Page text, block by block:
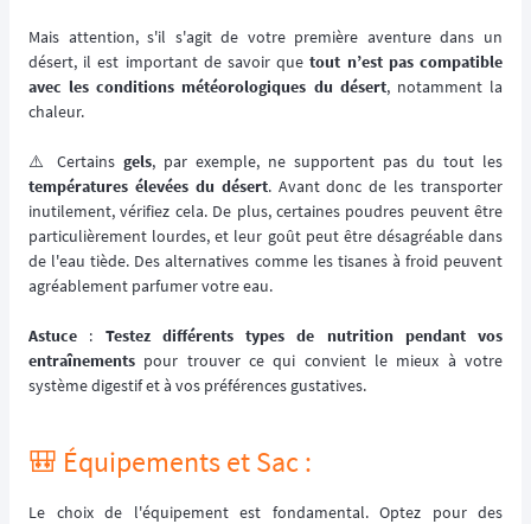
Mais attention, s'il s'agit de votre première aventure dans un
désert, il est important de savoir quetout n’est pas compatible
avec les conditions météorologiques du désert, notamment la
chaleur.
⚠️ Certains gels, par exemple, ne supportent pas du tout les
températures élevées du désert. Avant donc de les transporter
inutilement, vérifiez cela. De plus, certaines poudres peuvent être
particulièrement lourdes, et leur goût peut être désagréable dans
de l'eau tiède. Des alternatives comme les tisanes à froid peuvent
agréablement parfumer votre eau.
Astuce : Testez différents types de nutrition pendant vos
entraînements pour trouver ce qui convient le mieux à votre
système digestif et à vos préférences gustatives.
🎒 Équipements et Sac :
Le choix de l'équipement est fondamental. Optez pour des